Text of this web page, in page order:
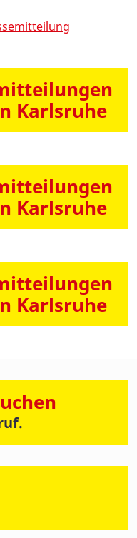
Karlsruhe
Karlsruhe
Karlsruhe